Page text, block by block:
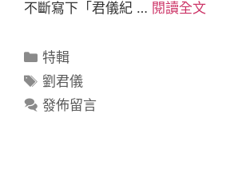
不斷寫下「君儀紀 … 閱讀全文
特輯
劉君儀
發佈留言